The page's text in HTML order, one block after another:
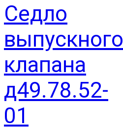
Седло
выпускного
клапана
д49.78.52-
01